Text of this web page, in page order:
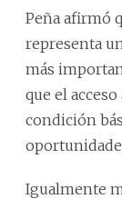
Peña afirmó
representa
más
que el
condición
Igualmente